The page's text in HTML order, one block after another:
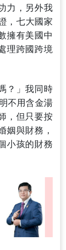
力， 另外我
，七大國家
擁有美國中
理跨國跨境
？」我同時
不用含金湯
，但只要按
姻與財務，
小孩的財務